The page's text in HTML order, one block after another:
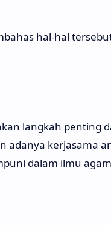
hal-hal
langkah penting
adanya kerjasama
dalam ilmu